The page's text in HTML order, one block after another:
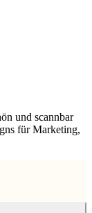
und scannbar
für Marketing,